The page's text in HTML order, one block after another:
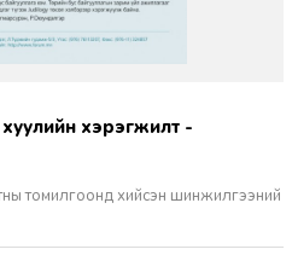
томилгоонд хийсэн шинжилгээний